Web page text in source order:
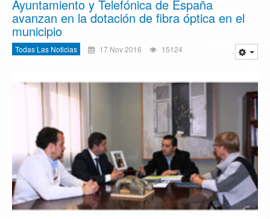
Ayuntamiento y Telefónica de España
avanzan en la dotación de fibra óptica en el
municipio
Todas Las Noticias 17 Nov 2016 15124